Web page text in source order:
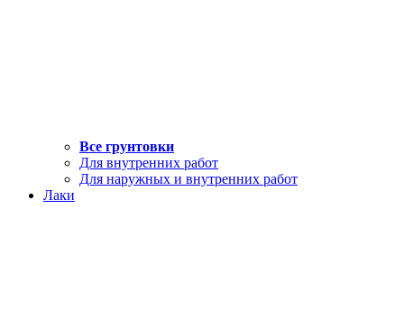
Все грунтовки
Для внутренних работ
Для наружных и внутренних работ
Лаки